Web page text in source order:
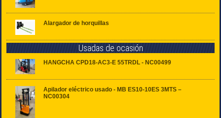
Alargador de horquillas
Usadas de ocasión
HANGCHA CPD18-AC3-E 55TRDL - NC00499
Apilador eléctrico usado - MB ES10-10ES 3MTS –
NC00304